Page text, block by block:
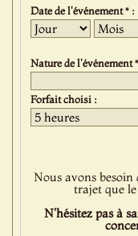
Date de l'événement * :
Jour Mois
Nature de l'événement
Forfait choisi :
Nous avons
trajet que
N'hésitez pas à